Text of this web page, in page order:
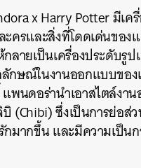
x Harry Potter มีเค
ะครและสิ่งที่โดดเด่นของ
กลายเป็นเครื่องประดับรู
ลักษณ์ในงานออกแบบขอ
พนดอร่านำเอาสไตล์งา
(Chibi) ซึ่งเป็นการย่อส่
กมากขึ้น และมีความเป็น